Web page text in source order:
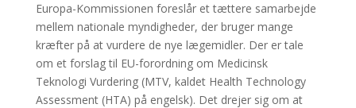
Europa-Kommissionen foreslår et tættere samarbejde
mellem nationale myndigheder, der bruger mange
kræfter på at vurdere de nye lægemidler. Der er tale
om et forslag til EU-forordning om Medicinsk
Teknologi Vurdering (MTV, kaldet Health Technology
Assessment (HTA) på engelsk). Det drejer sig om at